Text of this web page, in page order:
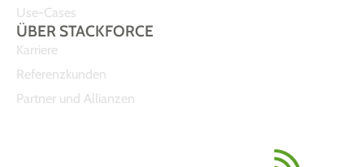
Use-Cases
ÜBER STACKFORCE
Karriere
Referenzkunden
Partner und Allianzen